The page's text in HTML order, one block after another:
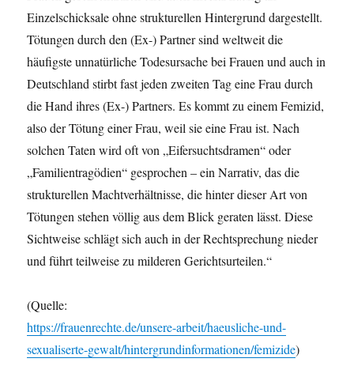
Einzelschicksale ohne strukturellen Hintergrund dargestellt.
Tötungen durch den (Ex-) Partner sind weltweit die
häufigste unnatürliche Todesursache bei Frauen und auch in
Deutschland stirbt fast jeden zweiten Tag eine Frau durch
die Hand ihres (Ex-) Partners. Es kommt zu einem Femizid,
also der Tötung einer Frau, weil sie eine Frau ist. Nach
solchen Taten wird oft von „Eifersuchtsdramen“ oder
„Familientragödien“ gesprochen – ein Narrativ, das die
strukturellen Machtverhältnisse, die hinter dieser Art von
Tötungen stehen völlig aus dem Blick geraten lässt. Diese
Sichtweise schlägt sich auch in der Rechtsprechung nieder
und führt teilweise zu milderen Gerichtsurteilen.“
(Quelle:
https://frauenrechte.de/unsere-arbeit/haeusliche-und-
sexualiserte-gewalt/hintergrundinformationen/femizide)